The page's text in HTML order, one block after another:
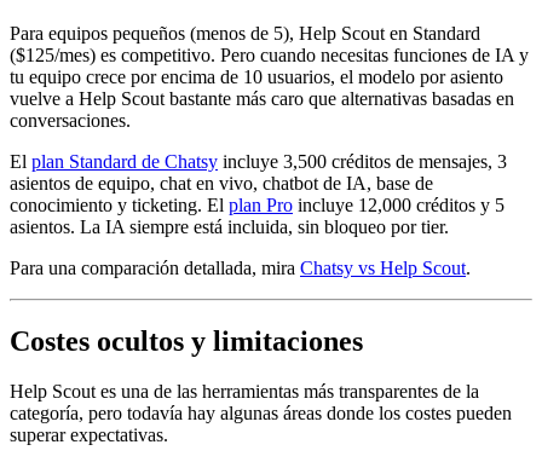
Para equipos pequeños (menos de 5), Help Scout en Standard
($125/mes) es competitivo. Pero cuando necesitas funciones de IA y
tu equipo crece por encima de 10 usuarios, el modelo por asiento
vuelve a Help Scout bastante más caro que alternativas basadas en
conversaciones.
El plan Standard de Chatsy incluye 3,500 créditos de mensajes, 3
asientos de equipo, chat en vivo, chatbot de IA, base de
conocimiento y ticketing. El plan Pro incluye 12,000 créditos y 5
asientos. La IA siempre está incluida, sin bloqueo por tier.
Para una comparación detallada, mira Chatsy vs Help Scout.
Costes ocultos y limitaciones
Help Scout es una de las herramientas más transparentes de la
categoría, pero todavía hay algunas áreas donde los costes pueden
superar expectativas.